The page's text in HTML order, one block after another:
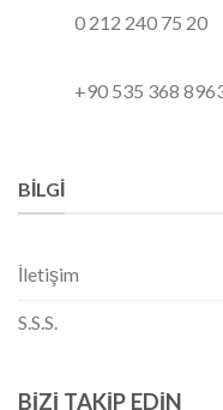
0 212 240 75 20
+90 535 368
BILGI
İletişim
S.S.S.
BIZI TAKIP EDIN